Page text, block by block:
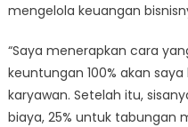
mengelola keuangan
“Saya menerapkan cara
keuntungan 100% akan
karyawan. Setelah itu,
biaya, 25% untuk tabungan